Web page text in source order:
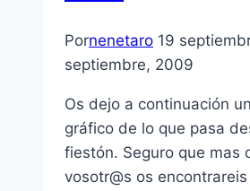
Pornenetaro 19
septiembre, 2009
Os dejo a continuación
gráfico de lo que pasa
fiestón. Seguro que mas
vosotr@s os